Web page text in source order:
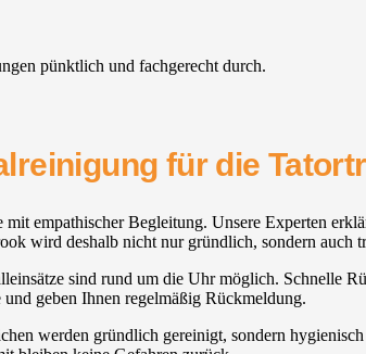
pünktlich und fachgerecht durch.
für die
empathischer Begleitung. Unsere Experten
wird deshalb nicht nur gründlich, sondern auch
sind rund um die Uhr möglich. Schnelle
geben Ihnen regelmäßig Rückmeldung.
werden gründlich gereinigt, sondern